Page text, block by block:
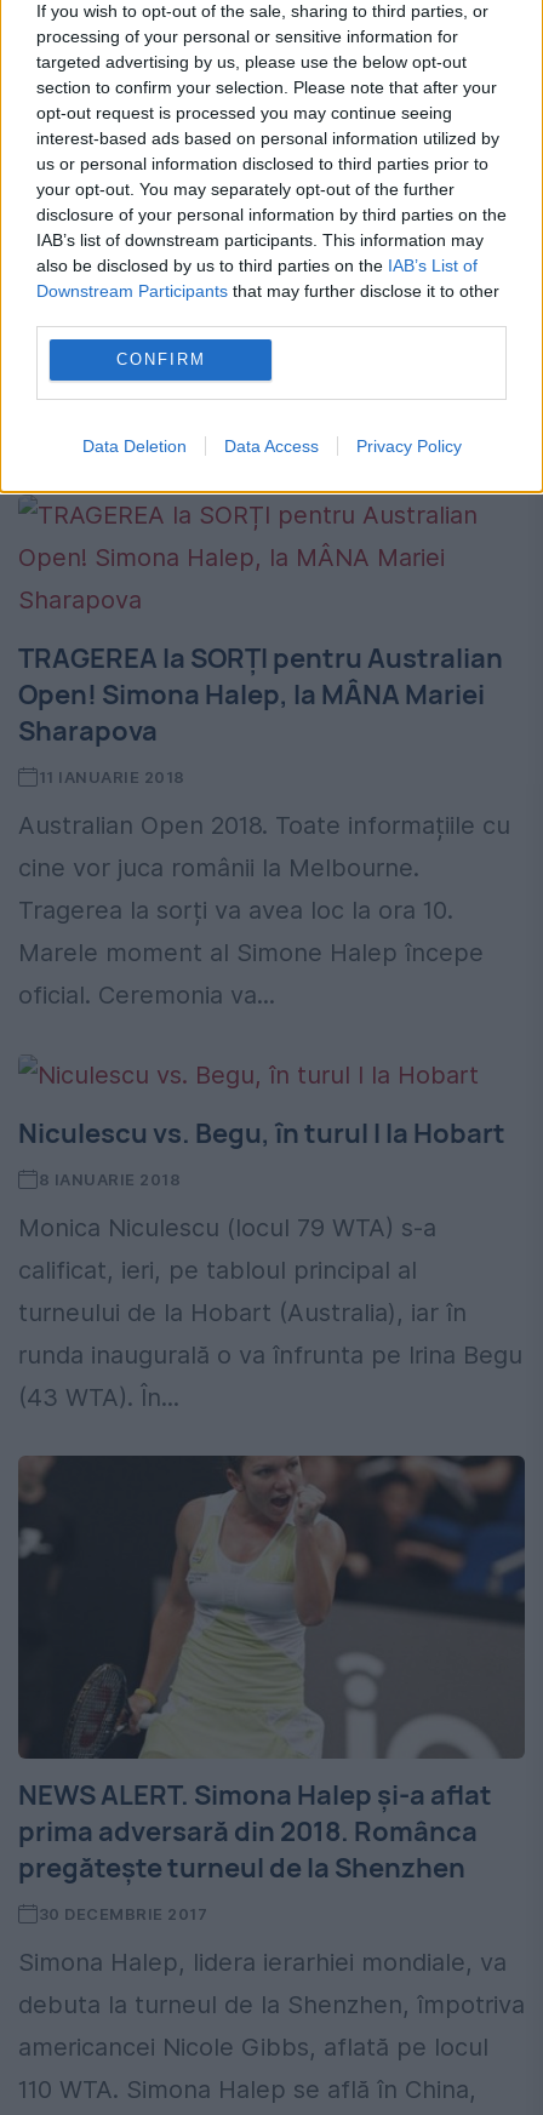
If you wish to opt-out of the sale, sharing to third parties, or
processing of your personal or sensitive information for
targeted advertising by us, please use the below opt-out
section to confirm your selection. Please note that after your
opt-out request is processed you may continue seeing
interest-based ads based on personal information utilized by
us or personal information disclosed to third parties prior to
your opt-out. You may separately opt-out of the further
disclosure of your personal information by third parties on the
IAB’s list of downstream participants. This information may
also be disclosed by us to third parties on the IAB’s List of
Downstream Participants that may further disclose it to other
CONFIRM
Data Deletion Data Access Privacy Policy
Halep&Co., gata să ia cu asalt „hard”-
ul din California
7 MARTIE 2018
Liderul WTA va debuta, mâine, la turneul de
categorie Premier Mandatory din SUA. Pe
tabloul de simplu se mai regăsesc Sorana
Cîrstea, Irina Begu și „Miki” Buzărnescu
Simona Halep, numărul...
TRAGEREA la SORȚI pentru Australian
Open! Simona Halep, la MÂNA Mariei
Sharapova
11 IANUARIE 2018
Australian Open 2018. Toate informațiile cu
cine vor juca românii la Melbourne.
Tragerea la sorți va avea loc la ora 10.
Marele moment al Simone Halep începe
oficial. Ceremonia va...
Niculescu vs. Begu, în turul I la Hobart
8 IANUARIE 2018
Monica Niculescu (locul 79 WTA) s-a
calificat, ieri, pe tabloul principal al
turneului de la Hobart (Australia), iar în
runda inaugurală o va înfrunta pe Irina Begu
(43 WTA). În...
NEWS ALERT. Simona Halep și-a aflat
prima adversară din 2018. Românca
pregătește turneul de la Shenzhen
30 DECEMBRIE 2017
Simona Halep, lidera ierarhiei mondiale, va
debuta la turneul de la Shenzhen, împotriva
americancei Nicole Gibbs, aflată pe locul
110 WTA. Simona Halep se află în China,